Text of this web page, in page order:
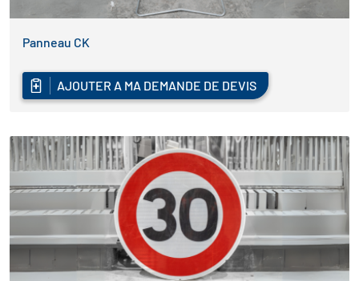
Panneau CK
AJOUTER A MA DEMANDE DE DEVIS